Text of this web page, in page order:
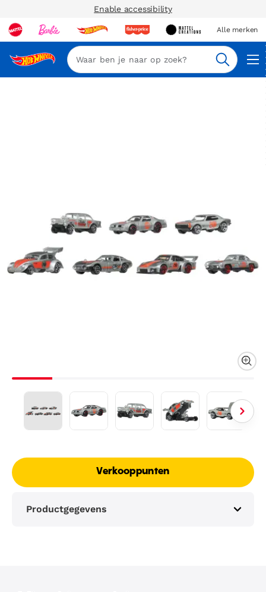
Enable accessibility
Alle merken
Zoeken
Verkooppunten
Productgegevens